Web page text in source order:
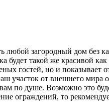
любой загородный дом без
будет такой же красивой
гостей, но и показывает
участок от внешнего
по душе. Возможно это
ограждений, то